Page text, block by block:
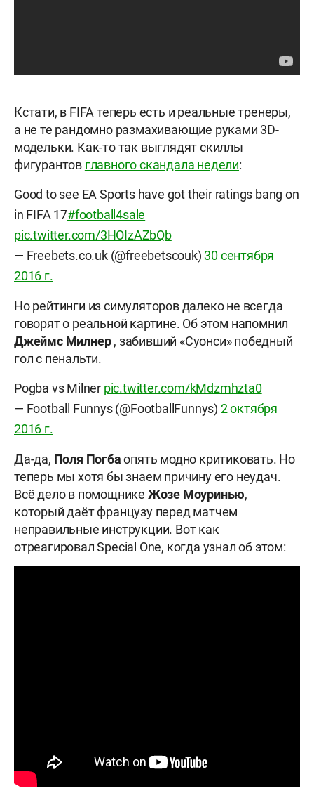
Кстати, в FIFA теперь есть и реальные тренеры,
а не те рандомно размахивающие руками 3D-
модельки. Как-то так выглядят скиллы
фигурантов главного скандала недели:
Good to see EA Sports have got their ratings bang on
in FIFA 17#football4sale
pic.twitter.com/3HOIzAZbQb
— Freebets.co.uk (@freebetscouk) 30 сентября
2016 г.
Но рейтинги из симуляторов далеко не всегда
говорят о реальной картине. Об этом напомнил
Джеймс Милнер, забивший «Суонси» победный
гол с пенальти.
Pogba vs Milner pic.twitter.com/kMdzmhzta0
— Football Funnys (@FootballFunnys) 2 октября
2016 г.
Да-да, Поля Погбаопять модно критиковать. Но
теперь мы хотя бы знаем причину его неудач.
Всё дело в помощнике Жозе Моуринью,
который даёт французу перед матчем
неправильные инструкции. Вот как
отреагировал Special One, когда узнал об этом: